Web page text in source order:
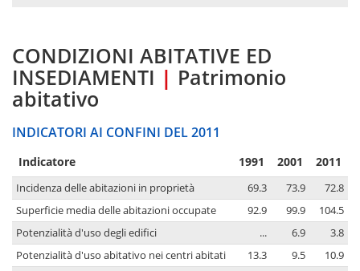
CONDIZIONI ABITATIVE ED
INSEDIAMENTI | Patrimonio
abitativo
INDICATORI AI CONFINI DEL 2011
Indicatore 1991 2001 2011
Incidenza delle abitazioni in proprietà 69.3 73.9
72.8
Superficie media delle abitazioni occupate
92.9 99.9
104.5
Potenzialità d'uso degli edifici
... 6.9
3.8
Potenzialità d'uso abitativo nei centri abitati
13.3 9.5
10.9